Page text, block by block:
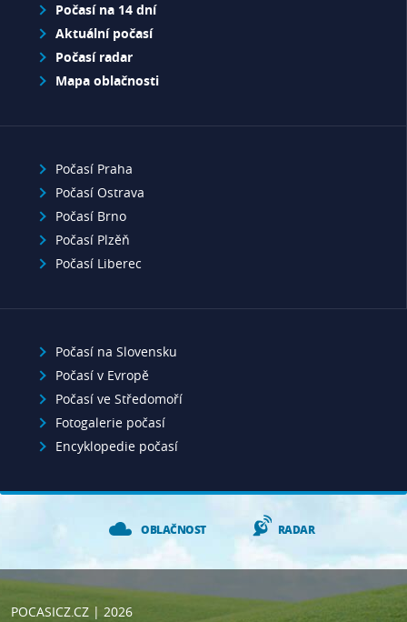
Počasí na 14 dní
Aktuální počasí
Počasí radar
Mapa oblačnosti
Počasí Praha
Počasí Ostrava
Počasí Brno
Počasí Plzěň
Počasí Liberec
Počasí na Slovensku
Počasí v Evropě
Počasí ve Středomoří
Fotogalerie počasí
Encyklopedie počasí
OBLAČNOST RADAR
POCASICZ.CZ| 2026